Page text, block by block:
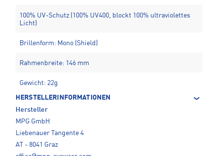
100% UV-Schutz (100% UV400, blockt 100% ultraviolettes
Licht)
Brillenform: Mono (Shield)
Rahmenbreite: 146 mm
Gewicht: 22g
HERSTELLERINFORMATIONEN
Hersteller
MPG GmbH
Liebenauer Tangente 4
AT - 8041 Graz